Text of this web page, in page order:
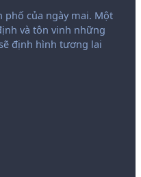
phố của ngày mai. Một
và tôn vinh những
định hình tương lai